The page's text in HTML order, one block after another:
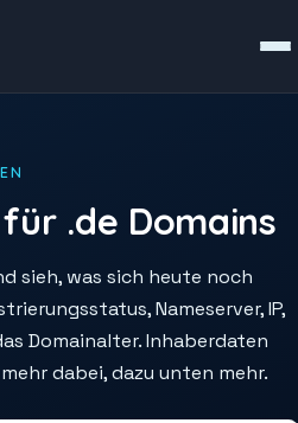
.de Domains
sieh, was sich heute noch
Nameserver, IP,
Domainalter. Inhaberdaten
dabei, dazu unten mehr.